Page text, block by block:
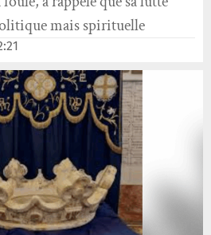
mais spirituelle